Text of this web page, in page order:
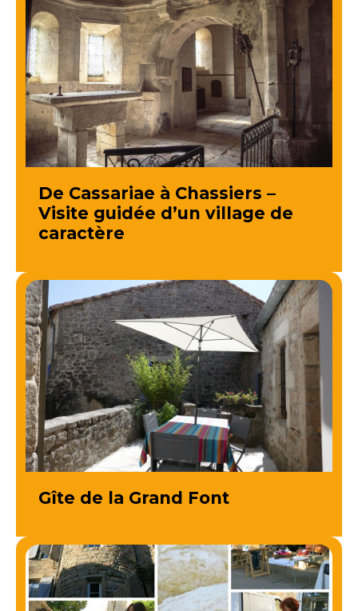
De Cassariae à Chassiers –
Visite guidée d’un village de
caractère
Gîte de la Grand Font